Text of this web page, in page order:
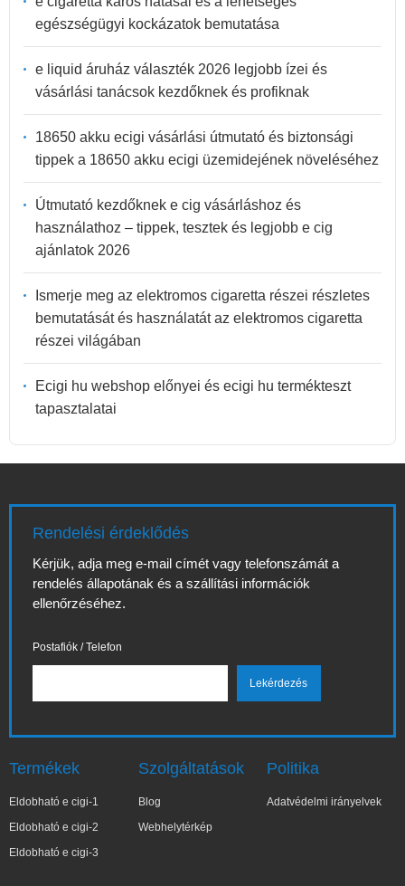
egészségügyi kockázatok bemutatása
e liquid áruház választék 2026 legjobb ízei és
vásárlási tanácsok kezdőknek és profiknak
18650 akku ecigi vásárlási útmutató és biztonsági
tippek a 18650 akku ecigi üzemidejének növeléséhez
Útmutató kezdőknek e cig vásárláshoz és
használathoz – tippek, tesztek és legjobb e cig
ajánlatok 2026
Ismerje meg az elektromos cigaretta részei részletes
bemutatását és használatát az elektromos cigaretta
részei világában
Ecigi hu webshop előnyei és ecigi hu termékteszt
tapasztalatai
Rendelési érdeklődés
Kérjük, adja meg e-mail címét vagy telefonszámát a
rendelés állapotának és a szállítási információk
ellenőrzéséhez.
Postafiók / Telefon
Termékek
Eldobható e cigi-1
Eldobható e cigi-2
Eldobható e cigi-3
Szolgáltatások
Blog
Webhelytérkép
Politika
Adatvédelmi irányelvek